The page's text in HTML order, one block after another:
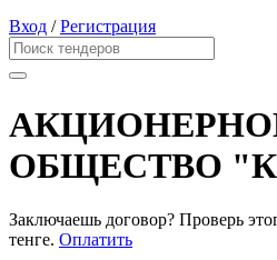
Вход /Регистрация
ОБЩЕСТВО
Заключаешь договор? Проверь
тенге. Оплатить